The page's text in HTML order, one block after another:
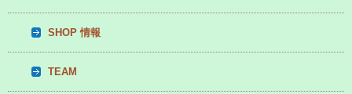
SHOP 情報
TEAM